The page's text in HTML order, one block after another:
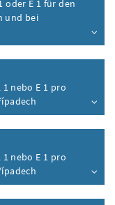
oder E 1 für den
und bei
nebo E 1 pro
nebo E 1 pro